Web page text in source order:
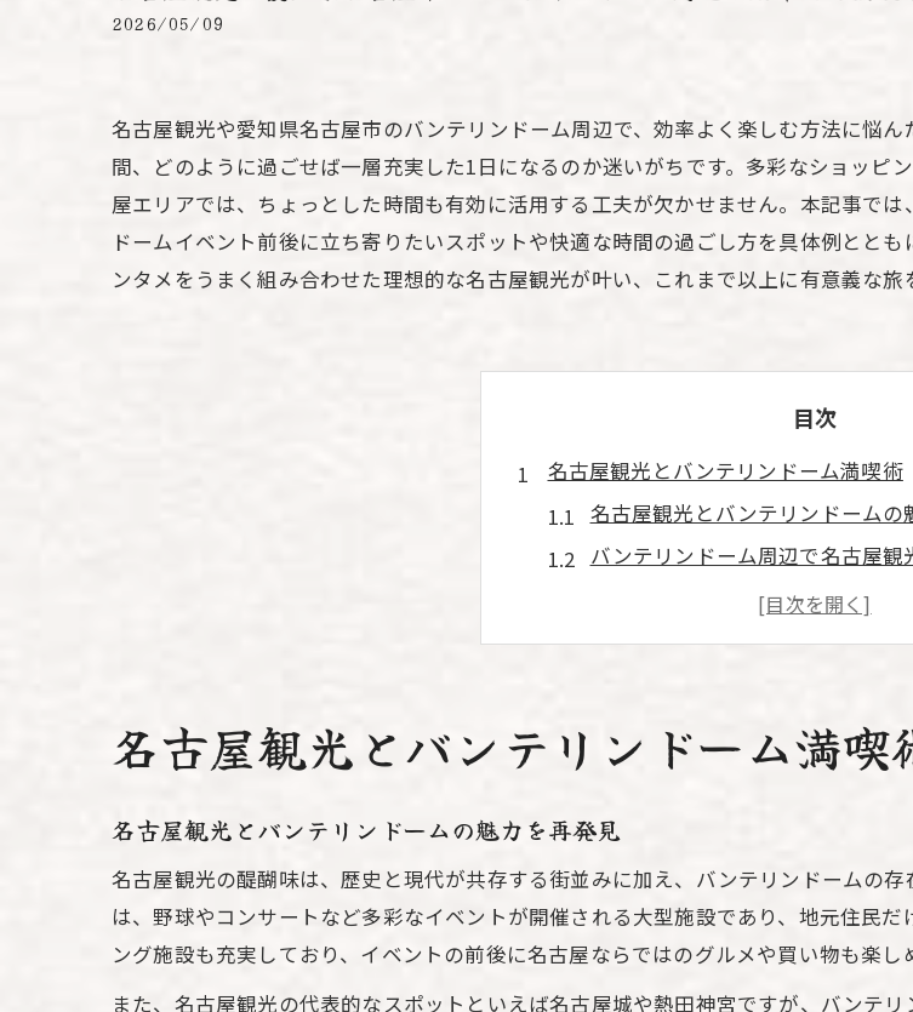
2026/05/09
名古屋観光や愛知県名古屋市のバンテリンドーム周辺で、効率よく楽しむ方法に悩
間、どのように過ごせば一層充実した1日になるのか迷いがちです。多彩なショッピ
屋エリアでは、ちょっとした時間も有効に活用する工夫が欠かせません。本記事で
ドームイベント前後に立ち寄りたいスポットや快適な時間の過ごし方を具体例とと
ンタメをうまく組み合わせた理想的な名古屋観光が叶い、これまで以上に有意義な旅
目次
名古屋観光とバンテリンドーム満喫術
名古屋観光とバンテリンドームの
バンテリンドーム周辺で名古屋観
名古屋観光初心者が押さえたいド
バンテリンドームイベントと名
イベント前後に楽しむ名古屋の過ごし
イベント前後の名古屋観光おすす
バンテリンドーム利用時の名古屋
名古屋観光とイベントタイムのス
名古屋観光とバンテリンドーム満喫
名古屋観光とバンテリンドームの魅力を再発見
名古屋観光の醍醐味は、歴史と現代が共存する街並みに加え、バンテリンドームの
は、野球やコンサートなど多彩なイベントが開催される大型施設であり、地元住民
ング施設も充実しており、イベントの前後に名古屋ならではのグルメや買い物も楽し
また、名古屋観光の代表的なスポットといえば名古屋城や熱田神宮ですが、バンテ